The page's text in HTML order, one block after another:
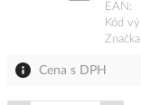
EAN
Kód
Značka
Cena s DPH